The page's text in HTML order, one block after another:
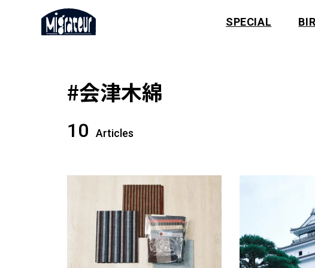
SPECIAL
#会津木綿
10 Articles